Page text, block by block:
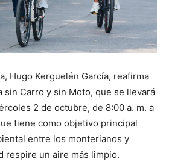
Hugo Kerguelén García, reafirma
sin Carro y sin Moto, que se llevará
2 de octubre, de 8:00 a. m. a
tiene como objetivo principal
entre los monterianos y
respire un aire más limpio.